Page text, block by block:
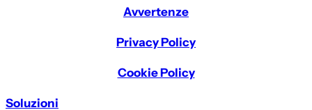
Avvertenze
Privacy Policy
Cookie Policy
Soluzioni